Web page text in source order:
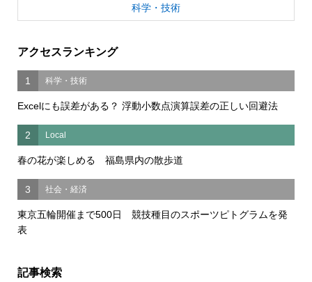
科学・技術
アクセスランキング
1 科学・技術
Excelにも誤差がある？ 浮動小数点演算誤差の正しい回避法
2 Local
春の花が楽しめる 福島県内の散歩道
3 社会・経済
東京五輪開催まで500日 競技種目のスポーツピトグラムを発
表
記事検索